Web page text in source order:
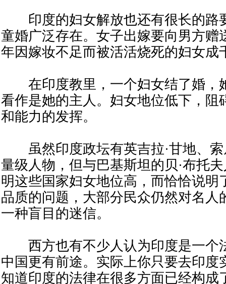
印度的妇女解放也还有很长的路
童婚广泛存在。女子出嫁要向男方赠
年因嫁妆不足而被活活烧死的妇女成
在印度教里，一个妇女结了婚，
看作是她的主人。妇女地位低下，阻
和能力的发挥。
虽然印度政坛有英吉拉·甘地、索
量级人物，但与巴基斯坦的贝·布托
明这些国家妇女地位高，而恰恰说明
品质的问题，大部分民众仍然对名人
一种盲目的迷信。
西方也有不少人认为印度是一个
中国更有前途。实际上你只要去印度
知道印度的法律在很多方面已经构成